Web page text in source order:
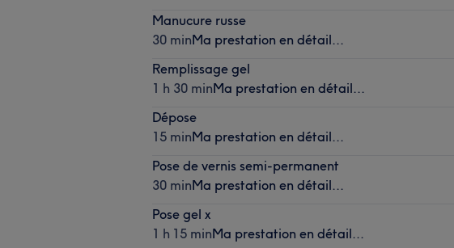
Manucure russe
30 minMa prestation en détail...
Remplissage gel
1 h 30 minMa prestation en détail...
Dépose
15 minMa prestation en détail...
Pose de vernis semi-permanent
30 minMa prestation en détail...
Pose gel x
1 h 15 minMa prestation en détail...